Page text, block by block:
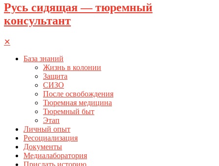
Русь сидящая — тюремный
консультант
✕
База знаний
Жизнь в колонии
Защита
СИЗО
После освобождения
Тюремная медицина
Тюремный быт
Этап
Личный опыт
Ресоциализация
Документы
Медиалаборатория
Прислать историю